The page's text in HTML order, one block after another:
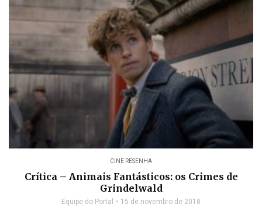
CINE RESENHA
Crítica – Animais Fantásticos: os Crimes de
Grindelwald
Equipe do Portal 15 de novembro de 2018